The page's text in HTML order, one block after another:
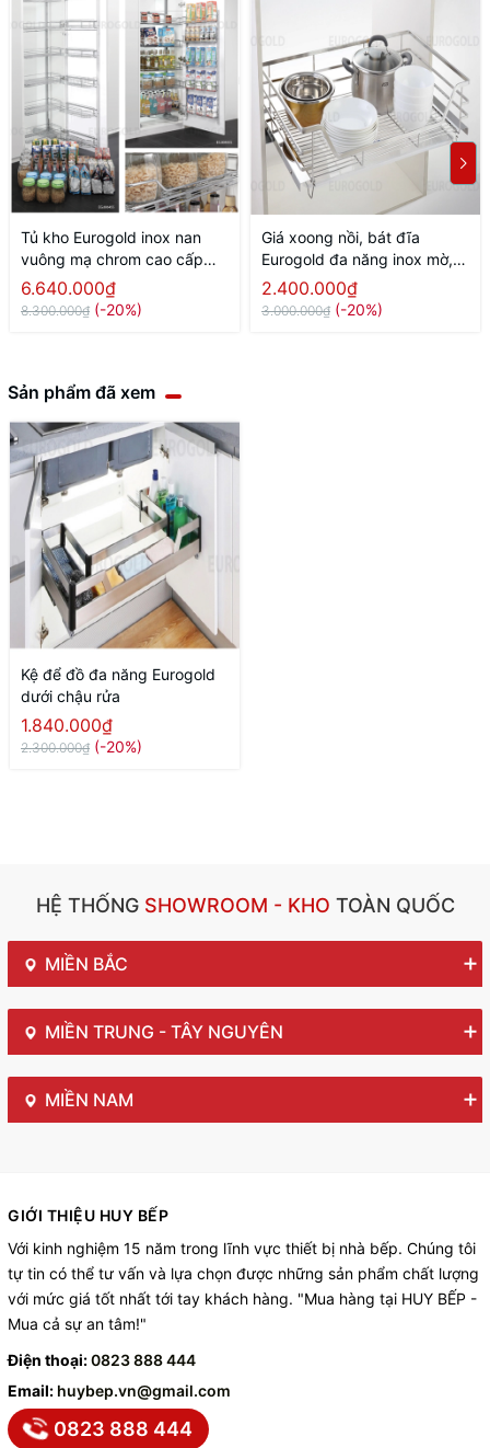
Tủ kho Eurogold inox nan
vuông mạ chrom cao cấp
cánh mở
6.640.000₫
8.300.000₫ (-20%)
Giá xoong nồi, bát đĩa
Eurogold đa năng inox mờ,
gắn cánh âm tủ
2.400.000₫
3.000.000₫ (-20%)
Sản phẩm đã xem
Kệ để đồ đa năng Eurogold
dưới chậu rửa
1.840.000₫
2.300.000₫ (-20%)
HỆ THỐNGSHOWROOM - KHO TOÀN QUỐC
MIỀN BẮC
MIỀN TRUNG - TÂY NGUYÊN
MIỀN NAM
GIỚI THIỆU HUY BẾP
Với kinh nghiệm 15 năm trong lĩnh vực thiết bị nhà bếp. Chúng tôi
tự tin có thể tư vấn và lựa chọn được những sản phẩm chất lượng
với mức giá tốt nhất tới tay khách hàng. "Mua hàng tại HUY BẾP -
Mua cả sự an tâm!"
Điện thoại:0823 888 444
Email: huybep.vn@gmail.com
0823 888 444